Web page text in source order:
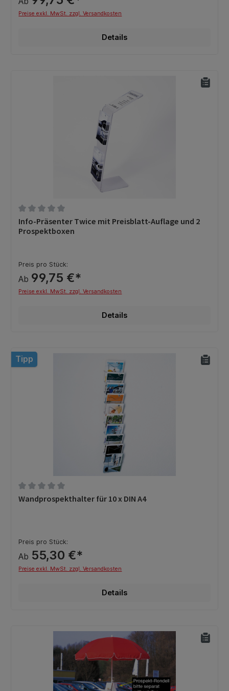
Preise exkl. MwSt. zzgl. Versandkosten
Details
Durchschnittliche Bewertung von 0 von 5 Sternen
Info-Präsenter Twice mit Preisblatt-Auflage und 2
Prospektboxen
Preis pro Stück:
Ab 99,75 €*
Preise exkl. MwSt. zzgl. Versandkosten
Details
Tipp
Durchschnittliche Bewertung von 0 von 5 Sternen
Wandprospekthalter für 10 x DIN A4
Preis pro Stück:
Ab 55,30 €*
Preise exkl. MwSt. zzgl. Versandkosten
Details